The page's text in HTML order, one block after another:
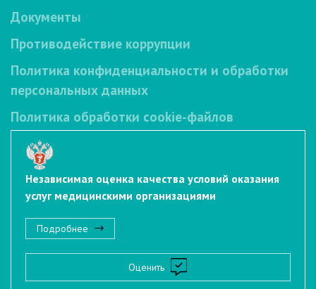
Документы
Противодействие коррупции
Политика конфиденциальности и обработки
персональных данных
Политика обработки cookie-файлов
Независимая оценка качества условий оказания
услуг медицинскими организациями
Подробнее
Оценить